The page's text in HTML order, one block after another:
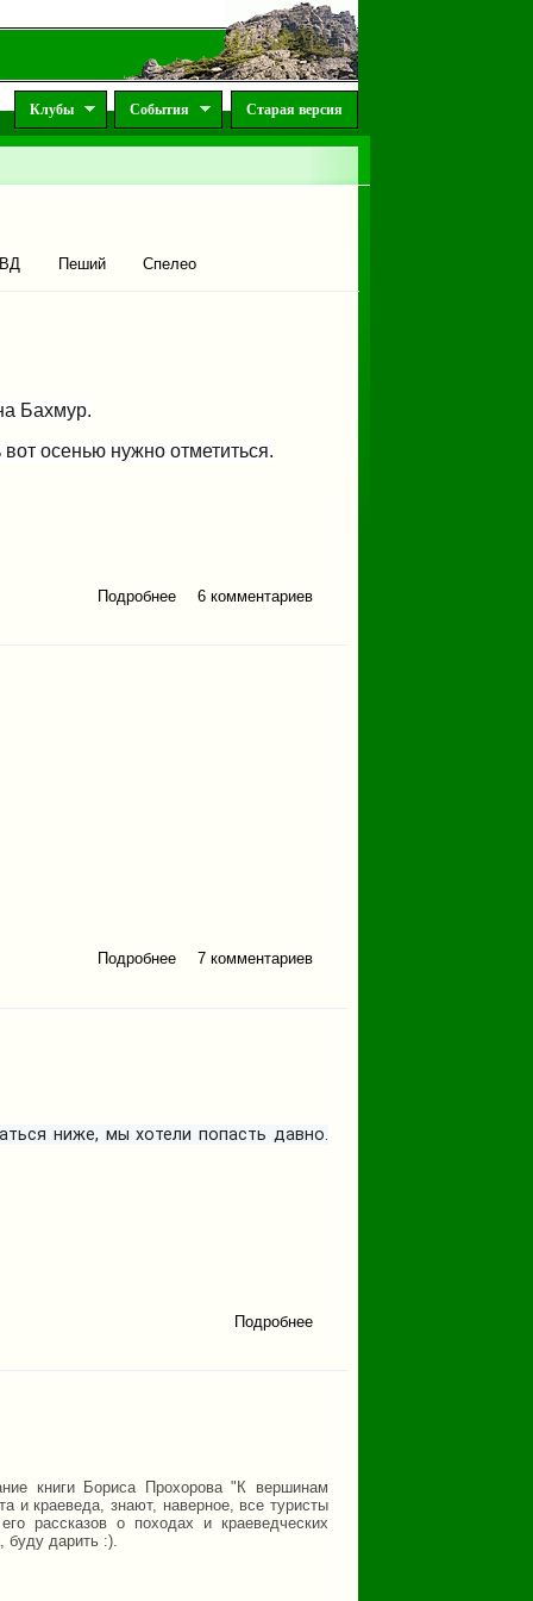
Клубы События Старая версия
Пеший Спелео
Бахмур.
осенью нужно отметиться.
Подробнее о Бахмур. Октябрь 2024.
6 комментариев
Подробнее о По пути на Ямантау
7 комментариев
ниже, мы хотели попасть давно.
Подробнее
книги Бориса Прохорова "К вершинам
и краеведа, знают, наверное, все туристы
рассказов о походах и краеведческих
буду дарить :).